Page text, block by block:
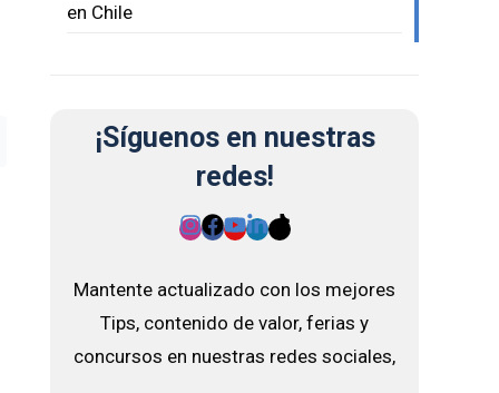
en Chile
¡Síguenos en nuestras
redes!
Mantente actualizado con los mejores
Tips, contenido de valor, ferias y
concursos en nuestras redes sociales,